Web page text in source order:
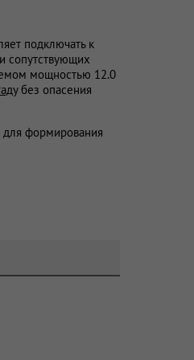
подключать к
сопутствующих
мощностью 12.0
без опасения
для формирования